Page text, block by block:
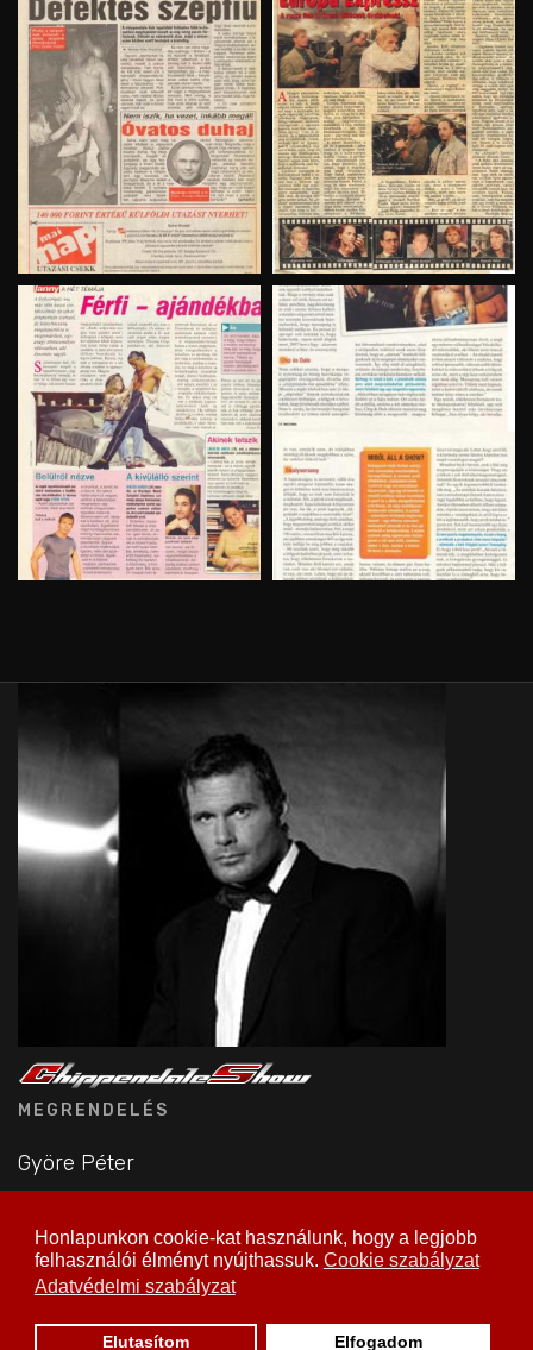
Honlapunkon cookie-kat használunk, hogy a legjobb
felhasználói élményt nyújthassuk. Cookie szabályzat
Adatvédelmi szabályzat
Elutasítom Elfogadom
MEGRENDELÉS
Györe Péter
06 30 992 00 44